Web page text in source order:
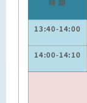
時 間
13:40-14:00
14:00-14:10